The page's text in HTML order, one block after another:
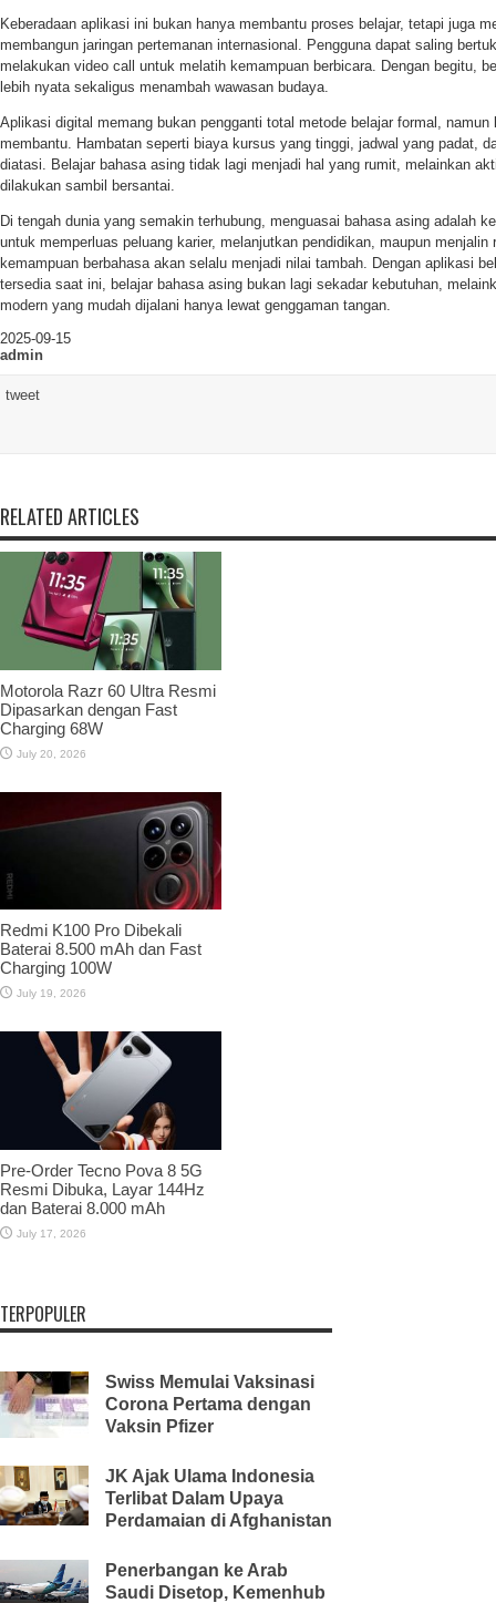
Keberadaan aplikasi ini bukan hanya membantu proses belajar, tetapi juga
membangun jaringan pertemanan internasional. Pengguna dapat saling
melakukan video call untuk melatih kemampuan berbicara. Dengan begitu,
lebih nyata sekaligus menambah wawasan budaya.
Aplikasi digital memang bukan pengganti total metode belajar formal, namun
membantu. Hambatan seperti biaya kursus yang tinggi, jadwal yang padat,
diatasi. Belajar bahasa asing tidak lagi menjadi hal yang rumit, melainkan
dilakukan sambil bersantai.
Di tengah dunia yang semakin terhubung, menguasai bahasa asing adalah
untuk memperluas peluang karier, melanjutkan pendidikan, maupun menjalin
kemampuan berbahasa akan selalu menjadi nilai tambah. Dengan aplikasi
tersedia saat ini, belajar bahasa asing bukan lagi sekadar kebutuhan,
modern yang mudah dijalani hanya lewat genggaman tangan.
2025-09-15
admin
tweet
RELATED ARTICLES
Motorola Razr 60 Ultra Resmi
Dipasarkan dengan Fast
Charging 68W
July 20, 2026
Redmi K100 Pro Dibekali
Baterai 8.500 mAh dan Fast
Charging 100W
July 19, 2026
Pre-Order Tecno Pova 8 5G
Resmi Dibuka, Layar 144Hz
dan Baterai 8.000 mAh
July 17, 2026
TERPOPULER
Swiss Memulai Vaksinasi
Corona Pertama dengan
Vaksin Pfizer
JK Ajak Ulama Indonesia
Terlibat Dalam Upaya
Perdamaian di Afghanistan
Penerbangan ke Arab
Saudi Disetop, Kemenhub